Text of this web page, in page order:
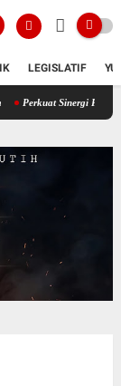
LEGISLATIF
12/Tnp Turun Tangan